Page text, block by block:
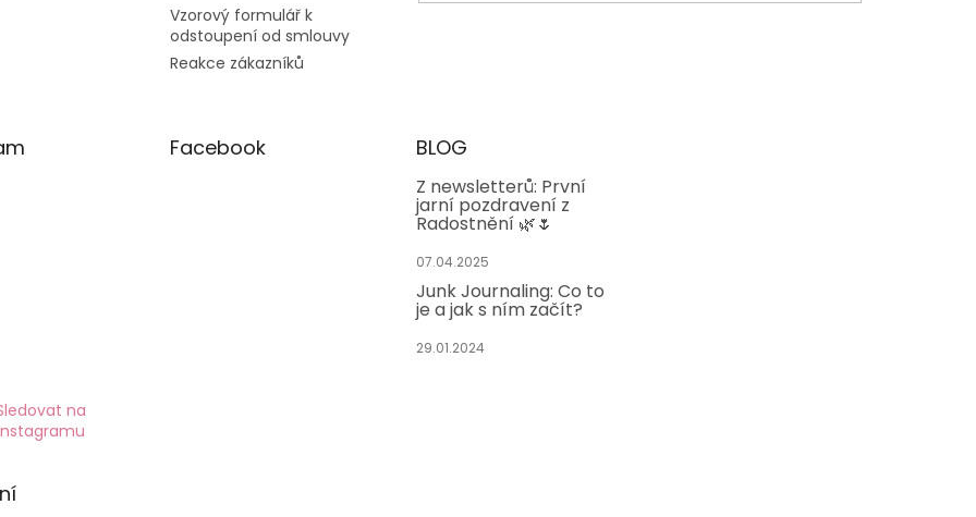
Vzorový formulář k
odstoupení od smlouvy
Reakce zákazníků
na
Facebook BLOG
Z newsletterů: První
jarní pozdravení z
Radostnění 🌿🌷
07.04.2025
Junk Journaling: Co to
je a jak s ním začít?
29.01.2024